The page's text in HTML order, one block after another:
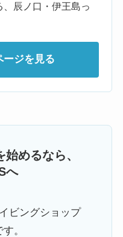
辰ノ口・伊王島っ
ージを見る
めるなら、
へ
ビングショップ
。